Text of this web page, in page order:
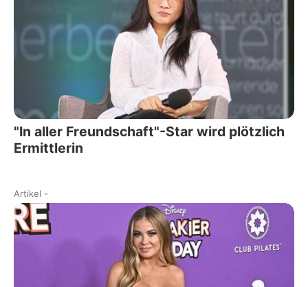
"In aller Freundschaft"-Star wird plötzlich
Ermittlerin
Artikel -